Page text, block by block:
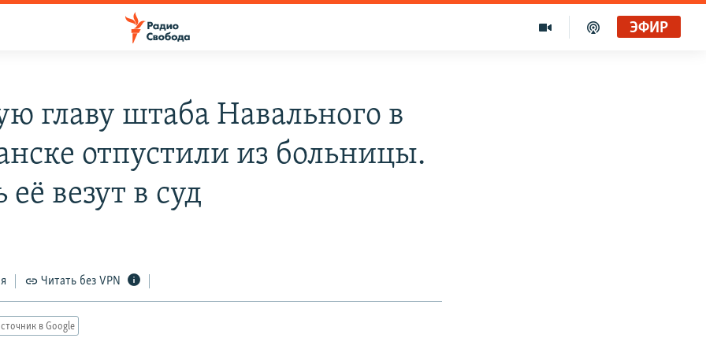
ЭФИР
главу штаба Навального в
отпустили из больницы.
её везут в суд
Читать без VPN
в Google